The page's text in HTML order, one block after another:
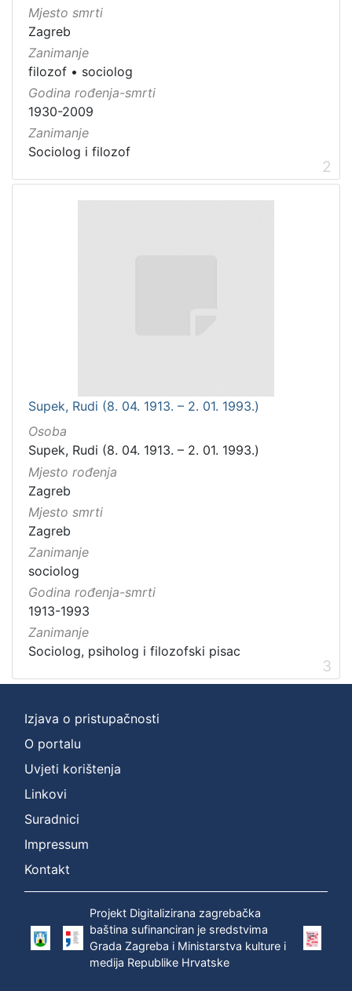
Mjesto smrti
Zagreb
Zanimanje
filozof • sociolog
Godina rođenja-smrti
1930-2009
Zanimanje
Sociolog i filozof
2
Supek, Rudi (8. 04. 1913. – 2. 01. 1993.)
Osoba
Supek, Rudi (8. 04. 1913. – 2. 01. 1993.)
Mjesto rođenja
Zagreb
Mjesto smrti
Zagreb
Zanimanje
sociolog
Godina rođenja-smrti
1913-1993
Zanimanje
Sociolog, psiholog i filozofski pisac
3
Izjava o pristupačnosti
O portalu
Uvjeti korištenja
Linkovi
Suradnici
Impressum
Kontakt
Projekt Digitalizirana zagrebačka
baština sufinanciran je sredstvima
Grada Zagreba i Ministarstva kulture i
medija Republike Hrvatske